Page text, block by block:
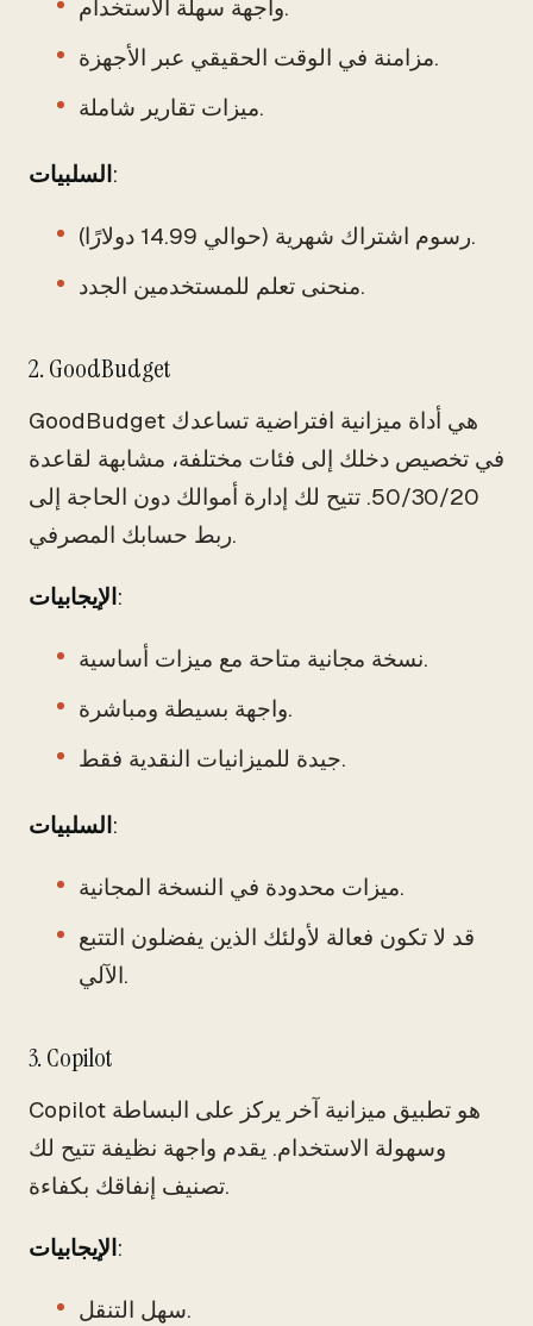
واجهة سهلة الاستخدام.
مزامنة في الوقت الحقيقي عبر الأجهزة.
ميزات تقارير شاملة.
السلبيات:
رسوم اشتراك شهرية (حوالي 14.99 دولارًا).
منحنى تعلم للمستخدمين الجدد.
2. GoodBudget
GoodBudget هي أداة ميزانية افتراضية تساعدك
في تخصيص دخلك إلى فئات مختلفة، مشابهة لقاعدة
50/30/20. تتيح لك إدارة أموالك دون الحاجة إلى
ربط حسابك المصرفي.
الإيجابيات:
نسخة مجانية متاحة مع ميزات أساسية.
واجهة بسيطة ومباشرة.
جيدة للميزانيات النقدية فقط.
السلبيات:
ميزات محدودة في النسخة المجانية.
قد لا تكون فعالة لأولئك الذين يفضلون التتبع
الآلي.
3. Copilot
Copilot هو تطبيق ميزانية آخر يركز على البساطة
وسهولة الاستخدام. يقدم واجهة نظيفة تتيح لك
تصنيف إنفاقك بكفاءة.
الإيجابيات:
سهل التنقل.